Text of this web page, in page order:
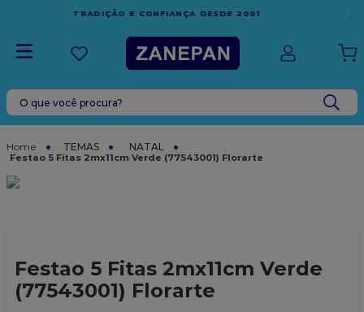
EM COMPRAS ACIMA DE R$1.000,00 PARA O
ESPÍRITO SANTO
O que você procura?
TEMAS NATAL
Festao 5 Fitas 2mx11cm Verde (77543001) Florarte
Festao 5 Fitas 2mx11cm Verde
(77543001) Florarte
TERMOS MAIS BUSCADOS
caixa
6º
sacola